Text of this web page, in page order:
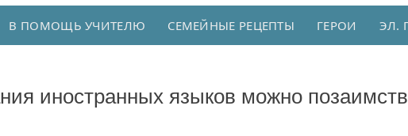
В ПОМОЩЬ УЧИТЕЛЮ СЕМЕЙНЫЕ РЕЦЕПТЫ ГЕРОИ ЭЛ.
иностранных языков можно